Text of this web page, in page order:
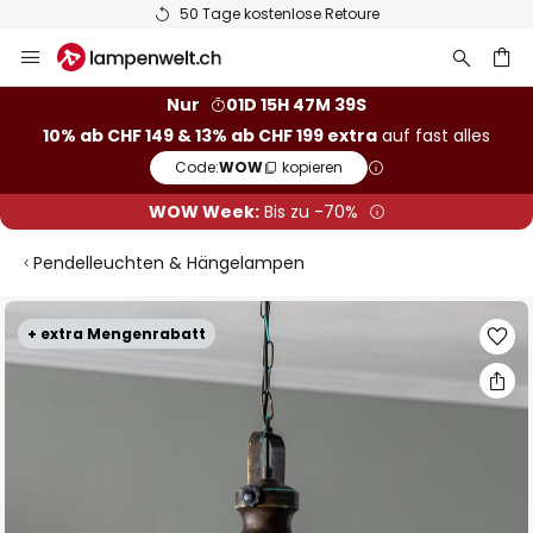
50 Tage kostenlose Retoure
Inhalt
Nur
01D 15H 47M 38S
10% ab CHF 149 & 13% ab CHF 199 extra auf fast alles
Code:WOW kopieren
WOW Week:Bis zu -70%
Pendelleuchten & Hängelampen
+ extra Mengenrabatt
Zum
Ende
der